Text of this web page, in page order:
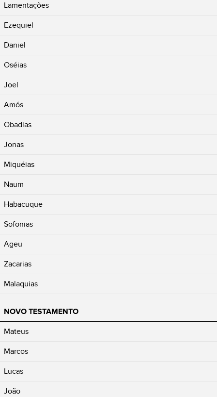
Lamentações
Ezequiel
Daniel
Oséias
Joel
Amós
Obadias
Jonas
Miquéias
Naum
Habacuque
Sofonias
Ageu
Zacarias
Malaquias
NOVO TESTAMENTO
Mateus
Marcos
Lucas
João